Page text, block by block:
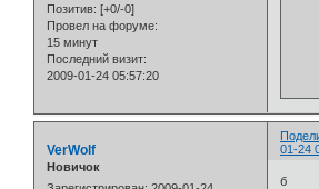
Позитив: [+0/-0]
Провел на форуме:
15 минут
Последний визит:
2009-01-24 05:57:20
01-24
VerWolf
Новичок
б